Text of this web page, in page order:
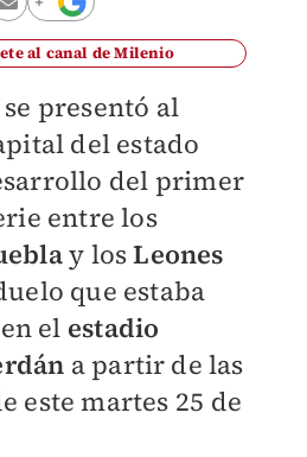
al canal de Milenio
presentó al
del estado
del primer
entre los
y losLeones
que estaba
el estadio
a partir de las
este martes 25 de